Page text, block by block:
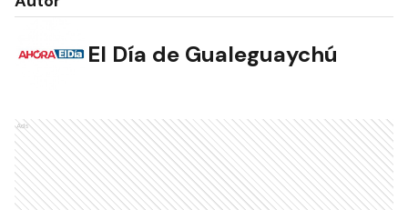
El Día de Gualeguaychú
Ads